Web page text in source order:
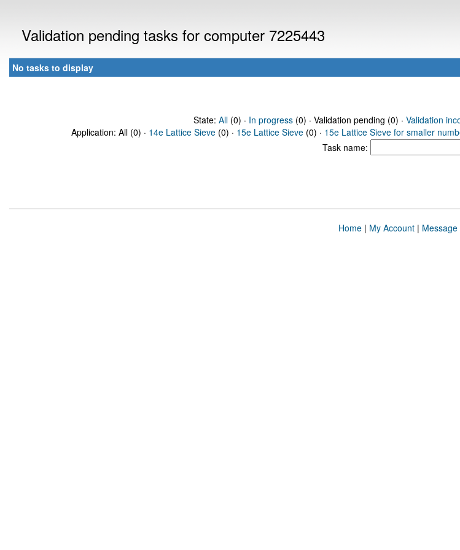
Validation pending tasks for computer 7225443
No tasks to display
State: All(0) · In progress(0) · Validation pending (0) · Validation
Application: All (0) · 14e Lattice Sieve (0) · 15e Lattice Sieve (0) · 15e Lattice Sieve for smaller
Task name:
Home| My Account|